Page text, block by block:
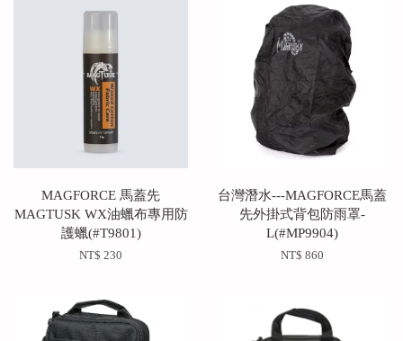
MAGFORCE 馬蓋先
MAGTUSK WX油蠟布專用防
護蠟(#T9801)
NT$ 230
台灣潛水---MAGFORCE馬蓋
先外掛式背包防雨罩-
L(#MP9904)
NT$ 860